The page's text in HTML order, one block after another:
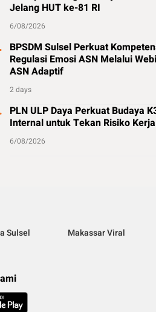
Jelang HUT ke-81 RI
6/08/2026
BPSDM Sulsel Perkuat
Regulasi Emosi ASN Melalui
ASN Adaptif
2 days
PLN ULP Daya Perkuat Budaya
Internal untuk Tekan Risiko Kerja
6/08/2026
Sulsel
Makassar Viral